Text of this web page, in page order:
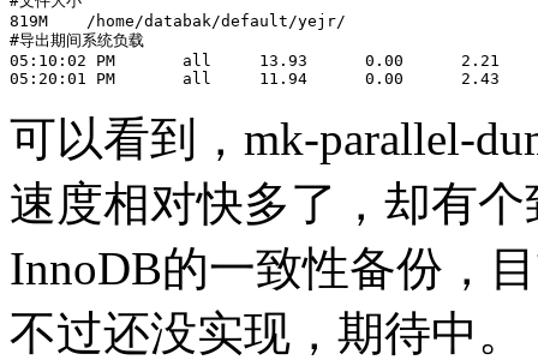
819M    /home/databak/default/yejr/
#导出期间系统负载
05:10:02 PM       all     13.93      0.00      2.21
可以看到，mk-parallel-
速度相对快多了，却有
InnoDB的一致性备份，
不过还没实现，期待中。